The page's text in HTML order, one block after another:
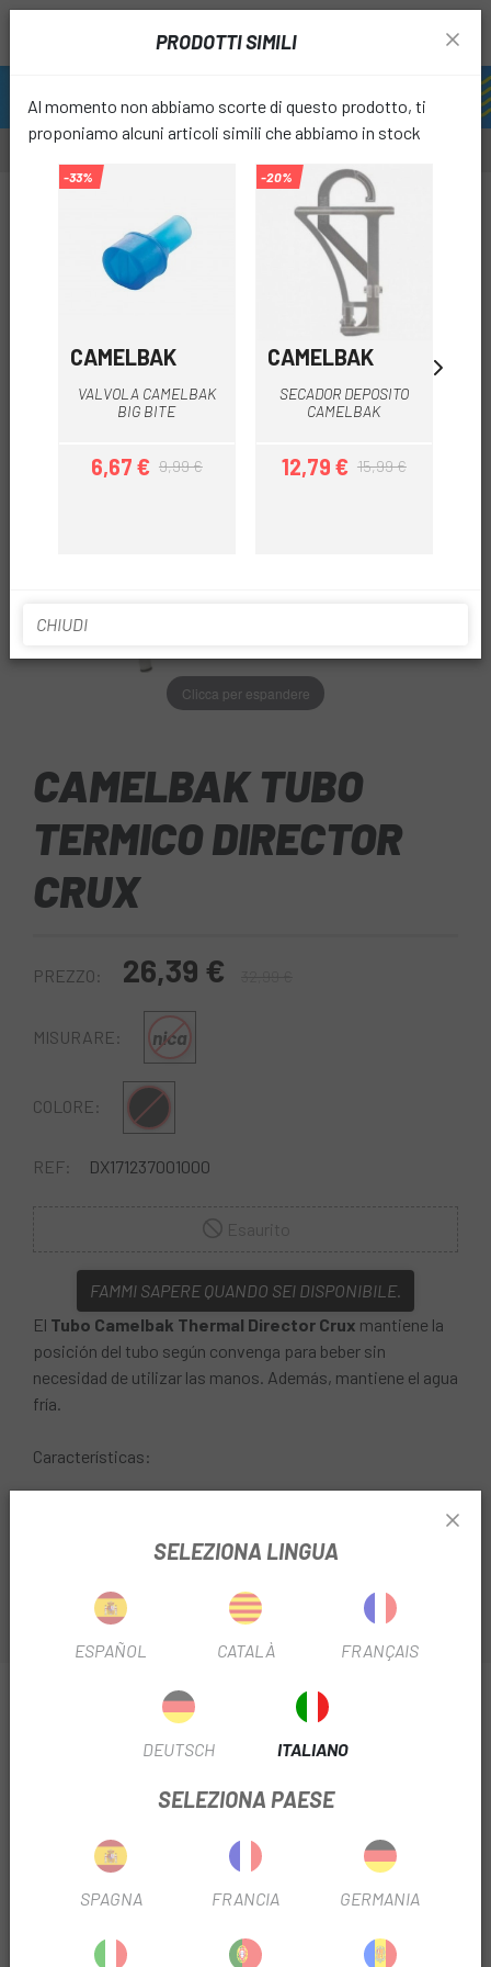
Clicca per espandere
CAMELBAK TUBO
TERMICO DIRECTOR
CRUX
PREZZO: 26,39 €
MISURARE: nica
COLORE: Multiplo
REF: DX171237001000
FAMMI SAPERE QUANDO SEI DISPONIBILE.
PRODOTTI SIMILI
Al momento non abbiamo scorte di questo prodotto, ti
proponiamo alcuni articoli simili che abbiamo in stock
-33%
CAMELBAK
VALVOLA CAMELBAK
BIG BITE
Prezzo
6,67 €Prezzo base
9,99 €
-20%
CAMELBAK
SECADOR DEPOSITO
CAMELBAK
Prezzo
12,79 €Prezzo base
15,99 €
CHIUDI
El Tubo Camelbak Thermal Director Crux mantiene la
posición del tubo según convenga para beber sin
necesidad de utilizar las manos. Además, mantiene el agua
fría.
Características:
-Mantiene el agua fría.
INFORMAZIONI SU CAMELBAK TUBO TERMICO
DIRECTOR CRUX
SELEZIONA LINGUA
ESPAÑOL CATALÀ FRANÇAIS
DEUTSCH ITALIANO
SELEZIONA PAESE
SPAGNA FRANCIA GERMANIA